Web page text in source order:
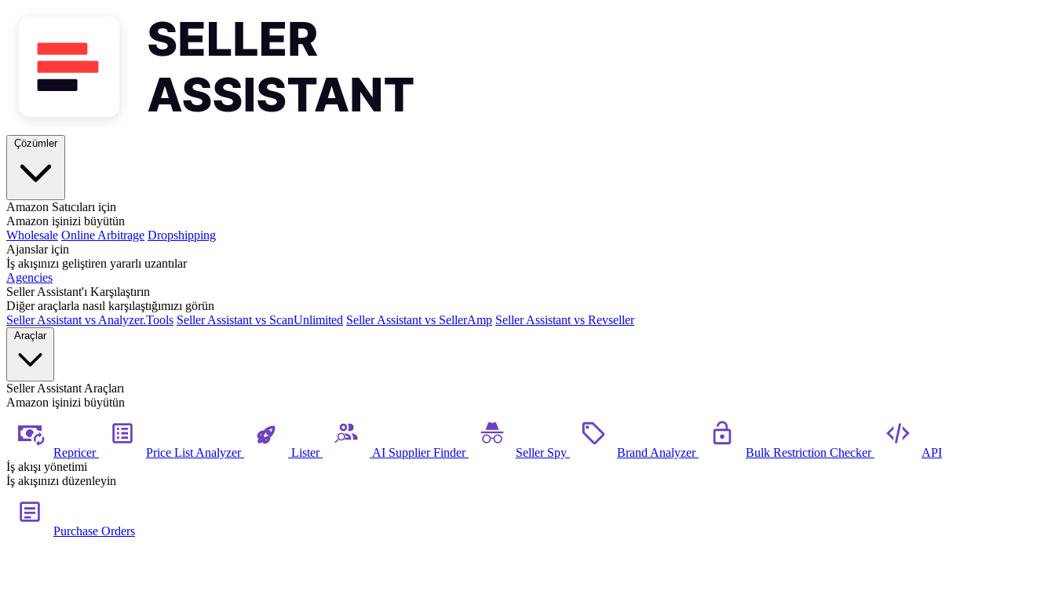
Çözümler
Amazon Satıcıları için
Amazon işinizi büyütün
Wholesale Online Arbitrage Dropshipping
Ajanslar için
İş akışınızı geliştiren yararlı uzantılar
Agencies
Seller Assistant'ı Karşılaştırın
Diğer araçlarla nasıl karşılaştığımızı görün
Seller Assistant vs Analyzer.Tools Seller Assistant vs ScanUnlimited Seller Assistant vs SellerAmp Seller Assistant vs Revseller
Araçlar
Seller Assistant Araçları
Amazon işinizi büyütün
Repricer Price List Analyzer Lister AI Supplier Finder Seller Spy Brand Analyzer Bulk Restriction Checker
API
İş akışı yönetimi
İş akışınızı düzenleyin
Purchase Orders